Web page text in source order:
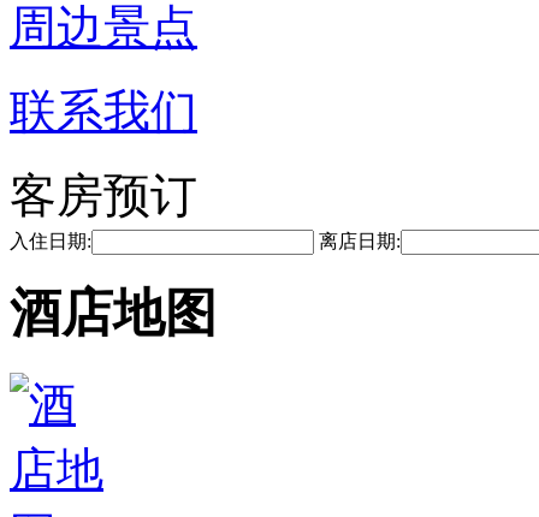
周边景点
联系我们
客房预订
入住日期: 离店日期:
酒店地图